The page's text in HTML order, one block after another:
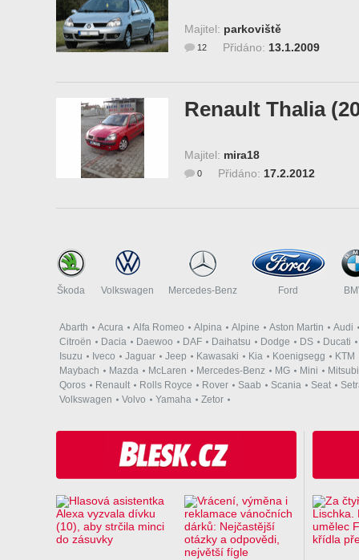
Majitel: parkoviště
Přidáno: 13.1.2009
12
Renault Thalia
Majitel: mira18
Přidáno: 17.2.2012
0
Škoda Volkswagen Mercedes-Benz Ford
Abarth Acura Alfa Romeo Alpina Alpine Aston Martin
Audi
Citroën
Dacia Daewoo DAF Daihatsu Dodge DS
Ducati
Isuzu
Iveco Jaguar Jeep Kawasaki Kia Koenigsegg
KTM
Maybach
Mazda McLaren Mercedes-Benz MG Mini
Qoros
Renault Rolls Royce Rover Saab Scania Seat
Volkswagen
Volvo Yamaha Zetor